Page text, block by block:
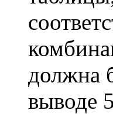
должна
выводе